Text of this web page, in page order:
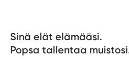
Sinä elät elämääsi.
Popsa tallentaa